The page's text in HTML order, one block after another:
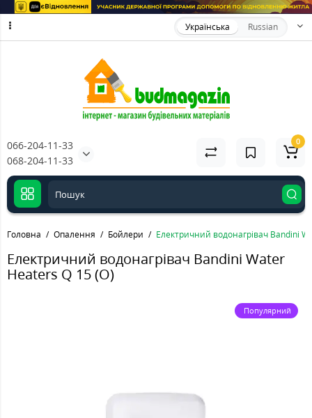
Українська Russian
066-204-11-33
068-204-11-33
0
Головна Опалення Бойлери Електричний водонагрівач Bandini
Електричний водонагрівач Bandini Water
Heaters Q 15 (O)
Популярний